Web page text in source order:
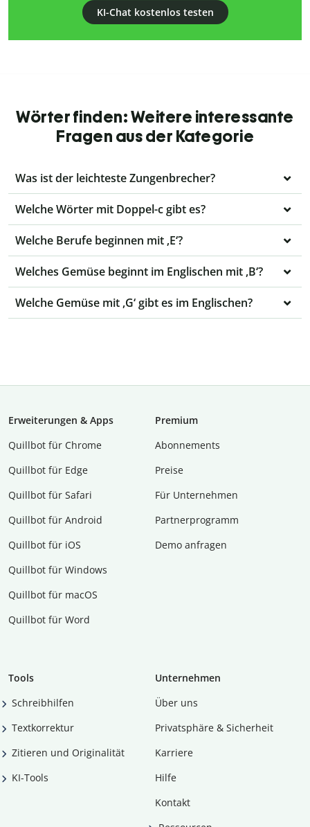
KI-Chat kostenlos testen
Wörter finden: Weitere interessante
Fragen aus der Kategorie
Was ist der leichteste Zungenbrecher?
Welche Wörter mit Doppel-c gibt es?
Welche Berufe beginnen mit ‚E‘?
Welches Gemüse beginnt im Englischen mit ,B‘?
Welche Gemüse mit ,G‘ gibt es im Englischen?
Erweiterungen & Apps
Quillbot für Chrome
Quillbot für Edge
Quillbot für Safari
Quillbot für Android
Quillbot für iOS
Quillbot für Windows
Quillbot für macOS
Quillbot für Word
Premium
Abon­ne­ments
Preise
Für Unternehmen
Partnerprogramm
Demo anfragen
Tools
Schreibhilfen
Textkorrektur
Zitieren und Originalität
KI-Tools
Unternehmen
Über uns
Privatsphäre & Sicherheit
Karriere
Hilfe
Kontakt